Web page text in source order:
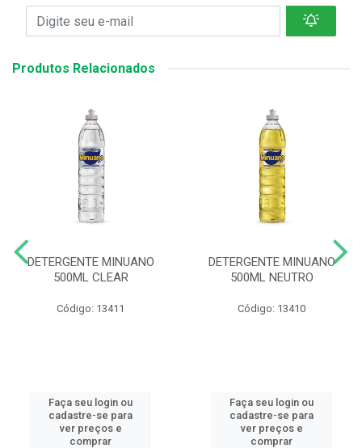
Produtos Relacionados
DETERGENTE MINUANO
500ML CLEAR
Código: 13411
Faça seu login ou
cadastre-se para
ver preços e
comprar
DETERGENTE MINUANO
500ML NEUTRO
Código: 13410
Faça seu login ou
cadastre-se para
ver preços e
comprar